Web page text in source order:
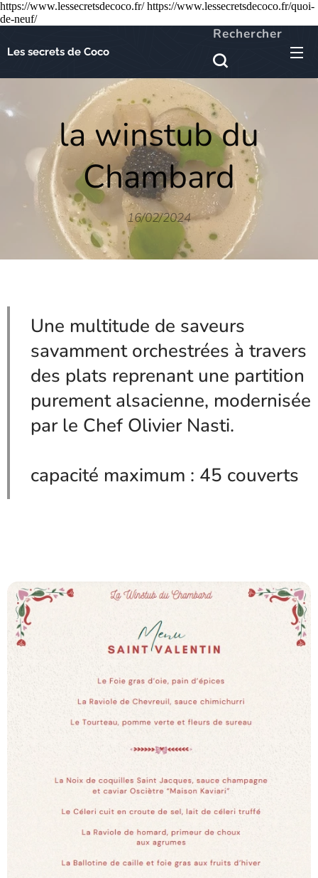
https://www.lessecretsdecoco.fr/ https://www.lessecretsdecoco.fr/quoi-
de-neuf/
Les secrets de Coco
Rechercher
la winstub du
Chambard
16/02/2024
Une multitude de saveurs
savamment orchestrées à travers
des plats reprenant une partition
purement alsacienne, modernisée
par le Chef Olivier Nasti.
capacité maximum : 45 couverts